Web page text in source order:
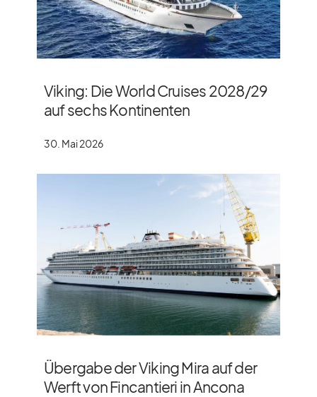
Viking: Die World Cruises 2028/​29
auf sechs Kontinenten
30. Mai 2026
Übergabe der Viking Mira auf der
Werft von Fincantieri in Ancona